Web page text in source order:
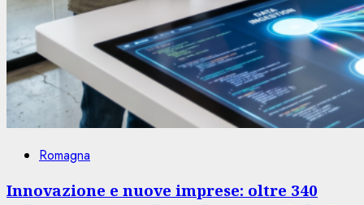
Romagna
Innovazione e nuove imprese: oltre 340